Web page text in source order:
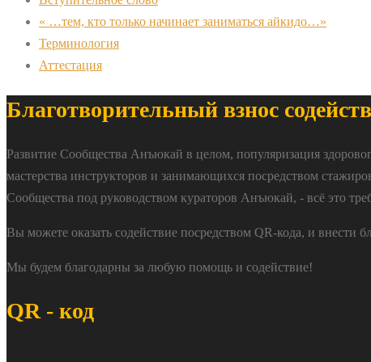
« …тем, кто только начинает заниматься айкидо…»
Терминология
Аттестация
Благотворительный взнос
Развитие Сообщества Анъюкай в целом, популяризация
мастерства инструкторов и занимающихся посредством
Сообщества под руководством кураторов Анъюкай, - всё это
Вы можете оказать содействие посредством QR-кода, и
Мы будем благодарны за любую помощь и содействие!
QR - код